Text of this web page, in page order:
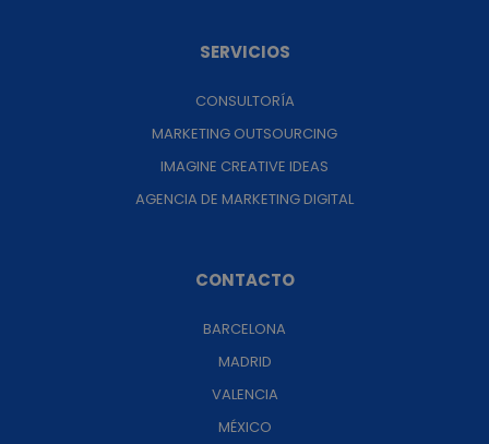
SERVICIOS
CONSULTORÍA
MARKETING OUTSOURCING
IMAGINE CREATIVE IDEAS
AGENCIA DE MARKETING DIGITAL
CONTACTO
BARCELONA
MADRID
VALENCIA
MÉXICO